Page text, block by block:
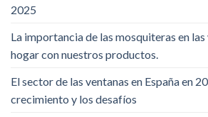
2025
La importancia de las mosquiteras en
hogar con nuestros productos.
El sector de las ventanas en España en
crecimiento y los desafíos